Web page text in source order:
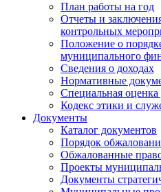
План работы на год
Отчеты и
контрольных
Положение о
муниципального
Сведения о доходах
Нормативные
Специальная оценка
Кодекс этики и
Документы
Каталог документов
Порядок
Обжалованные
Проекты
Документы